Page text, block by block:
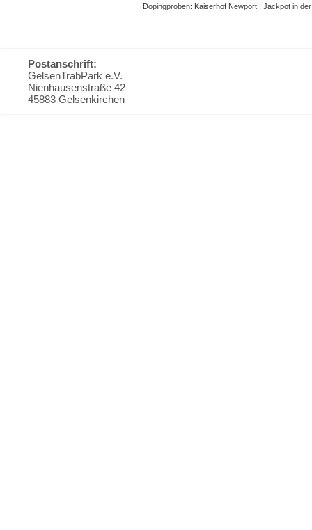
Dopingproben: Kaiserhof Newport , Jackpot in
Postanschrift:
GelsenTrabPark e.V.
Nienhausenstraße 42
45883 Gelsenkirchen